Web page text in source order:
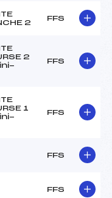
2
FFS
2
FFS
1
FFS
FFS
FFS